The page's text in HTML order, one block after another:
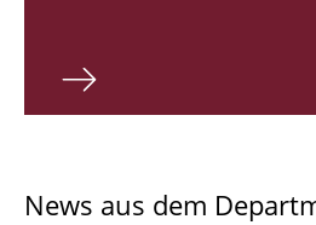
Master Architektur
Qualifikationsprofil
News aus dem